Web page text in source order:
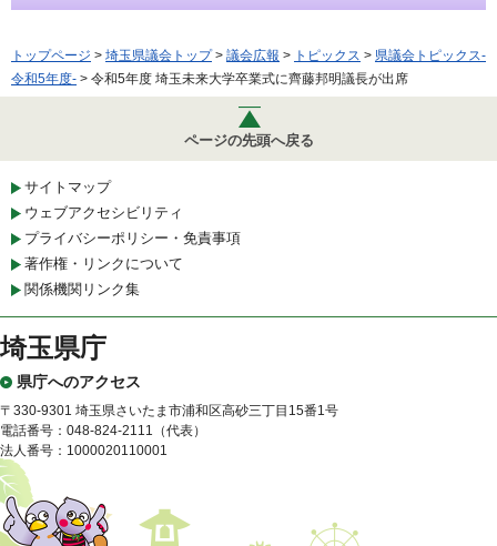
トップページ > 埼玉県議会トップ> 議会広報 > トピックス > 県議会トピックス-
令和5年度- > 令和5年度 埼玉未来大学卒業式に齊藤邦明議長が出席
ページの先頭へ戻る
サイトマップ
ウェブアクセシビリティ
プライバシーポリシー・免責事項
著作権・リンクについて
関係機関リンク集
埼玉県庁
県庁へのアクセス
〒330-9301 埼玉県さいたま市浦和区高砂三丁目15番1号
電話番号：048-824-2111（代表）
法人番号：1000020110001